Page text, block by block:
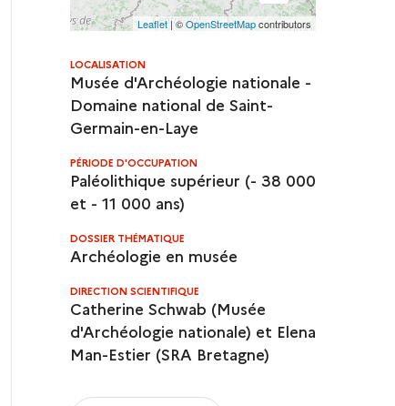
Leaflet| ©OpenStreetMapcontributors
LOCALISATION
Musée d'Archéologie nationale -
Domaine national de Saint-
Germain-en-Laye
PÉRIODE D'OCCUPATION
Paléolithique supérieur (- 38 000
et - 11 000 ans)
DOSSIER THÉMATIQUE
Archéologie en musée
DIRECTION SCIENTIFIQUE
Catherine Schwab (Musée
d'Archéologie nationale) et Elena
Man-Estier (SRA Bretagne)